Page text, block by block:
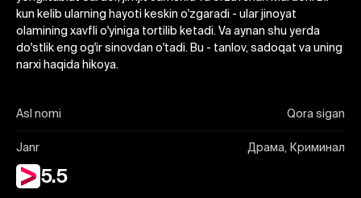
kun kelib ularning hayoti keskin o'zgaradi - ular jinoyat
olamining xavfli o'yiniga tortilib ketadi. Va aynan shu yerda
do'stlik eng og'ir sinovdan o'tadi. Bu - tanlov, sadoqat va uning
narxi haqida hikoya.
Asl nomi Qora sigan
Janr Драма, Криминал
5.5